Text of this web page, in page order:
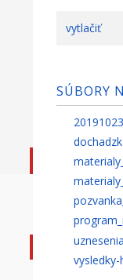
vytlačiť
SÚBORY
vysledky-